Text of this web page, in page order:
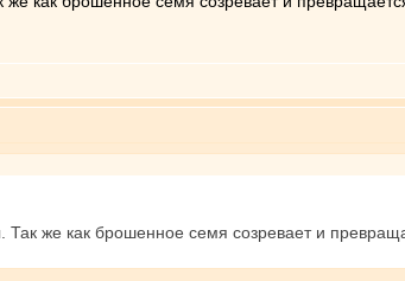
же как брошенное семя созревает и